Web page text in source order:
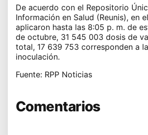
De acuerdo con el Repositorio
Información en Salud (Reunis), en
aplicaron hasta las 8:05 p. m. de
de octubre, 31 545 003 dosis de
total, 17 639 753 corresponden a
inoculación.
Fuente: RPP Noticias
Comentarios